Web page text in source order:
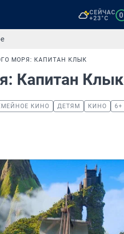
СЕЙЧАС
+23°C
0
МОРЯ: КАПИТАН КЛЫК
Капитан Клык
КИНО ДЕТЯМ КИНО 6+